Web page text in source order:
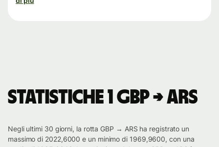
Statistiche 1 GBP → ARS
Negli ultimi 30 giorni, la rotta GBP → ARS ha registrato un
massimo di 2022,6000 e un minimo di 1969,9600, con una